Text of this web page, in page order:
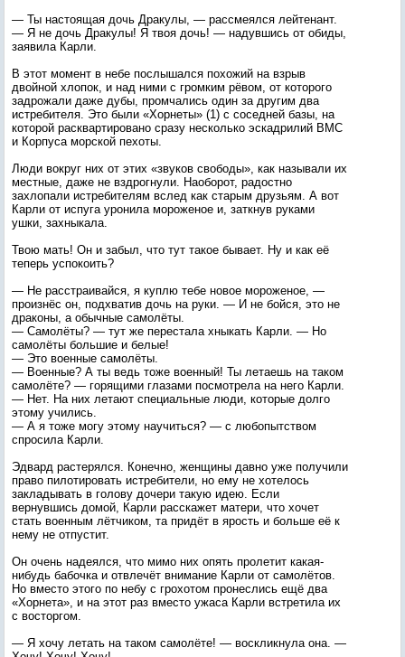
— Ты настоящая дочь Дракулы, — рассмеялся лейтенант.
— Я не дочь Дракулы! Я твоя дочь! — надувшись от обиды,
заявила Карли.
В этот момент в небе послышался похожий на взрыв
двойной хлопок, и над ними с громким рёвом, от которого
задрожали даже дубы, промчались один за другим два
истребителя. Это были «Хорнеты» (1) с соседней базы, на
которой расквартировано сразу несколько эскадрилий ВМС
и Корпуса морской пехоты.
Люди вокруг них от этих «звуков свободы», как называли их
местные, даже не вздрогнули. Наоборот, радостно
захлопали истребителям вслед как старым друзьям. А вот
Карли от испуга уронила мороженое и, заткнув руками
ушки, захныкала.
Твою мать! Он и забыл, что тут такое бывает. Ну и как её
теперь успокоить?
— Не расстраивайся, я куплю тебе новое мороженое, —
произнёс он, подхватив дочь на руки. — И не бойся, это не
драконы, а обычные самолёты.
— Самолёты? — тут же перестала хныкать Карли. — Но
самолёты большие и белые!
— Это военные самолёты.
— Военные? А ты ведь тоже военный! Ты летаешь на таком
самолёте? — горящими глазами посмотрела на него Карли.
— Нет. На них летают специальные люди, которые долго
этому учились.
— А я тоже могу этому научиться? — с любопытством
спросила Карли.
Эдвард растерялся. Конечно, женщины давно уже получили
право пилотировать истребители, но ему не хотелось
закладывать в голову дочери такую идею. Если
вернувшись домой, Карли расскажет матери, что хочет
стать военным лётчиком, та придёт в ярость и больше её к
нему не отпустит.
Он очень надеялся, что мимо них опять пролетит какая-
нибудь бабочка и отвлечёт внимание Карли от самолётов.
Но вместо этого по небу с грохотом пронеслись ещё два
«Хорнета», и на этот раз вместо ужаса Карли встретила их
с восторгом.
— Я хочу летать на таком самолёте! — воскликнула она. —